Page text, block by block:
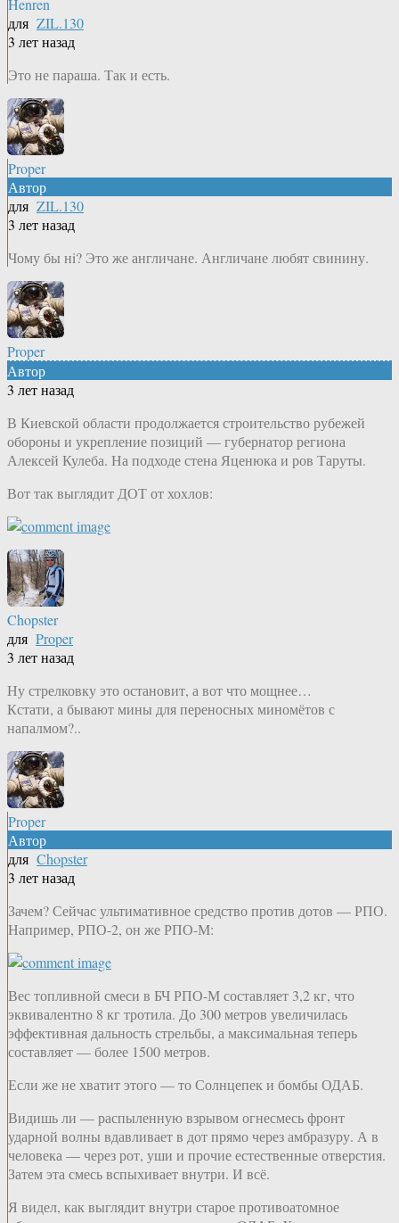
для ZIL.130
3 лет назад
Это не параша. Так и есть.
Proper
Автор
для ZIL.130
3 лет назад
Чому бы нi? Это же англичане. Англичане любят свинину.
Proper
Автор
3 лет назад
В Киевской области продолжается строительство рубежей
обороны и укрепление позиций — губернатор региона
Алексей Кулеба. На подходе стена Яценюка и ров Таруты.
Вот так выглядит ДОТ от хохлов:
Chopster
для Proper
3 лет назад
Ну стрелковку это остановит, а вот что мощнее…
Кстати, а бывают мины для переносных миномётов с
напалмом?..
Proper
Автор
для Chopster
3 лет назад
Зачем? Сейчас ультимативное средство против дотов — РПО.
Например, РПО-2, он же РПО-М:
Вес топливной смеси в БЧ РПО-М составляет 3,2 кг, что
эквивалентно 8 кг тротила. До 300 метров увеличилась
эффективная дальность стрельбы, а максимальная теперь
составляет — более 1500 метров.
Если же не хватит этого — то Солнцепек и бомбы ОДАБ.
Видишь ли — распыленную взрывом огнесмесь фронт
ударной волны вдавливает в дот прямо через амбразуру. А в
человека — через рот, уши и прочие естественные отверстия.
Затем эта смесь вспыхивает внутри. И всё.
Я видел, как выглядит внутри старое противоатомное